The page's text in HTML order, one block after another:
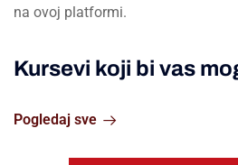
na ovoj platformi.
Kursevi koji bi vas
Pogledaj sve